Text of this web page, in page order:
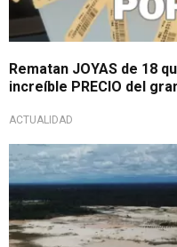
Rematan JOYAS de 18
increíble PRECIO del
ACTUALIDAD
¡Atención!